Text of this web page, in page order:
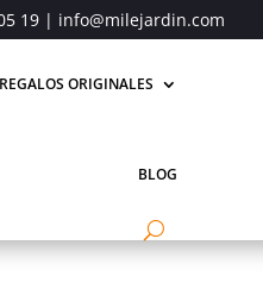
19| info@milejardin.com
REGALOS ORIGINALES
BLOG